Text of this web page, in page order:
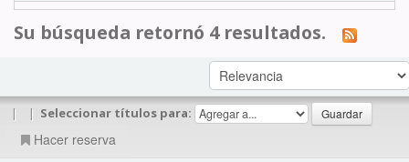
Su búsqueda retornó 4 resultados.
| | Seleccionar títulos para:
Hacer reserva